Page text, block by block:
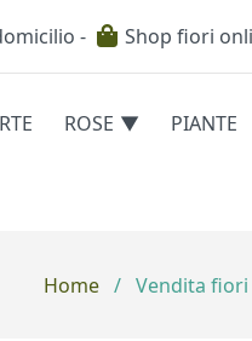
- Shop fiori
ROSE PIANTE
Home / Vendita fiori